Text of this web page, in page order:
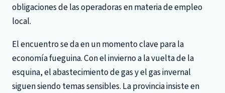
obligaciones de las operadoras en materia de empleo
local.
El encuentro se da en un momento clave para la
economía fueguina. Con el invierno a la vuelta de la
esquina, el abastecimiento de gas y el gas invernal
siguen siendo temas sensibles. La provincia insiste en